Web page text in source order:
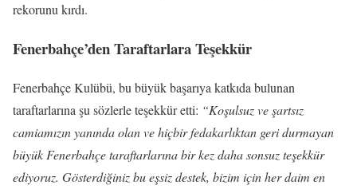
rekorunu kırdı.
Fenerbahçe’den Taraftarlara Teşekkür
Fenerbahçe Kulübü, bu büyük başarıya katkıda bulunan
taraftarlarına şu sözlerle teşekkür etti: “Koşulsuz ve şartsız
camiamızın yanında olan ve hiçbir fedakarlıktan geri durmayan
büyük Fenerbahçe taraftarlarına bir kez daha sonsuz teşekkür
ediyoruz. Gösterdiğiniz bu eşsiz destek, bizim için her daim en